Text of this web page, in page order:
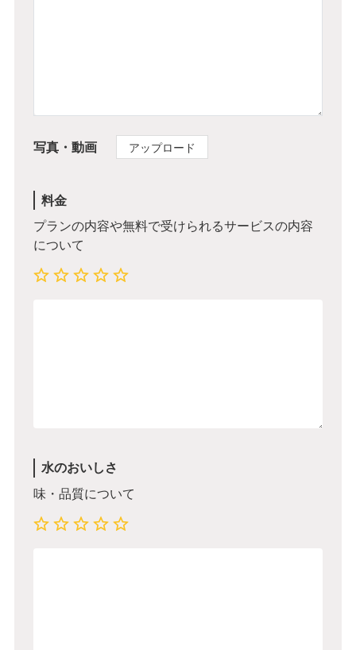
写真・動画 アップロード
料金
プランの内容や無料で受けられるサービスの内容
について
水のおいしさ
味・品質について